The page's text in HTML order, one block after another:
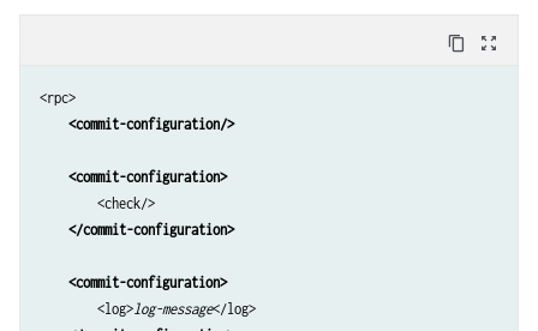
content_copy zoom_out_map
<rpc>
<commit-configuration/>
<commit-configuration>
        <check/>
</commit-configuration>
<commit-configuration>
        <log>
log-message</log>